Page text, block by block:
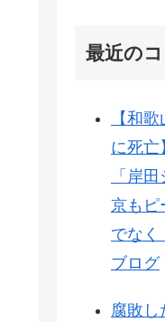
最近の
【和
に死亡
「岸
京もピ
でなく
ブログ
腐敗し